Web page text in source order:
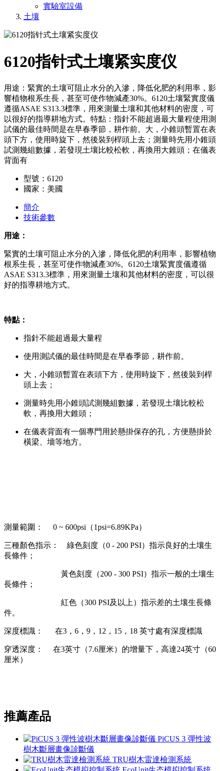
實驗室設備
土壤
6120指针式土壤紧实度仪
用途：緊實的土壤可阻止水分的入滲，降低化肥的利用率，影
響植物根系生長，甚至可使作物減產30%。6120土壤緊實度儀
遵循ASAE S313.3標準，用來測量土壤和其他材料的密度，可
以很好的指導耕地方式。特點：指針不能超過最大量程使用測
試儀的最佳時間是在早春季節，耕作前。大，小錐頭暫置在表
頭下方，使用時旋下，然後裝到桿頭上去；測量時先用小錐頭
試測幾組數據，若發現土壤比較松軟，再換用大錐頭；在儀表
背面有
型號：6120
國家：美國
簡介
技術參數
用途：
緊實的土壤可阻止水分的入滲，降低化肥的利用率，影響植物
根系生長，甚至可使作物減產30%。6120土壤緊實度儀遵循
ASAE S313.3標準，用來測量土壤和其他材料的密度，可以很
好的指導耕地方式。
特點：
指針不能超過最大量程
使用測試儀的最佳時間是在早春季節，耕作前。
大，小錐頭暫置在表頭下方，使用時旋下，然後裝到桿
頭上去；
測量時先用小錐頭試測幾組數據，若發現土壤比較松
軟，再換用大錐頭；
在儀表背面有一個專門用於懸掛保存的孔，方便懸掛於
橫梁、墻等地方。
測量範圍： 0 ~ 600psi（1psi=6.89KPa）
三種顏色指示： 綠色刻度（0 - 200 PSI）指示良好的土壤生
長條件；
黃色刻度（200 - 300 PSI）指示一般的土壤生
長條件；
紅色（300 PSI及以上）指示差的土壤生長條
件。
深度標識： 在3，6，9，12，15，18 英寸處有深度標識
穿透深度： 在3英寸（7.6厘米）的增量下，高達24英寸（60
厘米）
推薦產品
PiCUS 3 彈性波
樹木斷層畫像診斷儀
TRU樹木雷達檢測系統